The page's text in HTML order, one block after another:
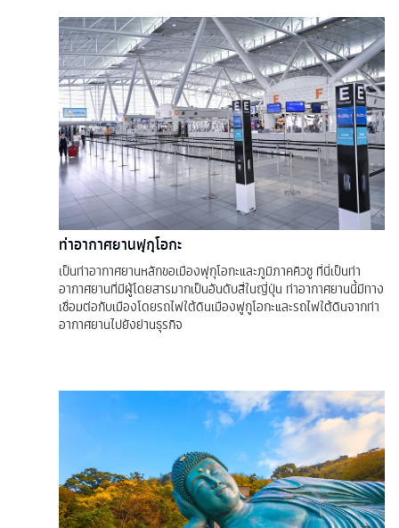
ท่าอากาศยานฟุกุโอกะ
เป็นท่าอากาศยานหลักขอเมืองฟุกุโอกะและภูมิภาคคิวชู ที่นี่เป็นท่า
อากาศยานที่มีผู้โดยสารมากเป็นอันดับสี่ในญี่ปุ่น ท่าอากาศยานนี้มีทาง
เชื่อมต่อกับเมืองโดยรถไฟใต้ดินเมืองฟูกูโอกะและรถไฟใต้ดินจากท่า
อากาศยานไปยังย่านธุรกิจ